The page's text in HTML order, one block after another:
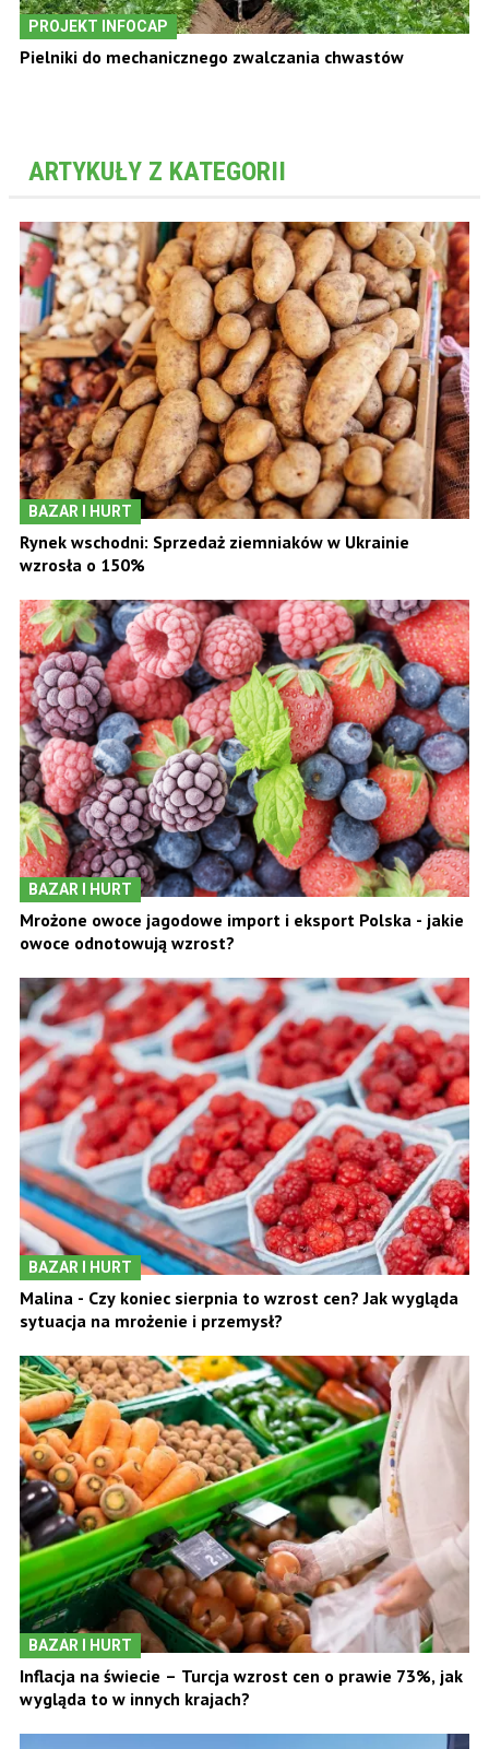
PROJEKT INFOCAP
Pielniki do mechanicznego zwalczania chwastów
ARTYKUŁY Z KATEGORII
BAZAR I HURT
Rynek wschodni: Sprzedaż ziemniaków w Ukrainie
wzrosła o 150%
BAZAR I HURT
Mrożone owoce jagodowe import i eksport Polska - jakie
owoce odnotowują wzrost?
BAZAR I HURT
Malina - Czy koniec sierpnia to wzrost cen? Jak wygląda
sytuacja na mrożenie i przemysł?
BAZAR I HURT
Inflacja na świecie – Turcja wzrost cen o prawie 73%, jak
wygląda to w innych krajach?